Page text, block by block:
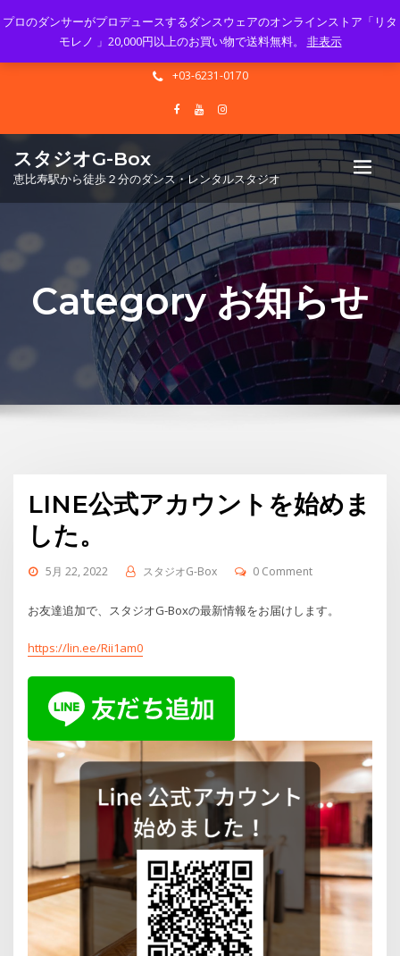
Mon - Sun 10.00 - 23.00
info@gbox-tango.com
+03-6231-0170
スタジオG-Box
恵比寿駅から徒歩２分のダンス・レンタルスタジオ
Category お知らせ
LINE公式アカウントを始めま
した。
5月 22, 2022 スタジオG-Box 0 Comment
お友達追加で、スタジオG-Boxの最新情報をお届けします。
https://lin.ee/Rii1am0
プロのダンサーがプロデュースするダンスウェアのオンラインストア「リタ
モレノ 」20,000円以上のお買い物で送料無料。 非表示